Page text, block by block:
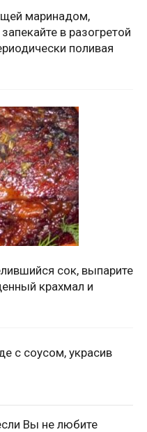
маринадом,
в разогретой
поливая
сок, выпарите
крахмал и
с соусом, украсив
Вы не любите